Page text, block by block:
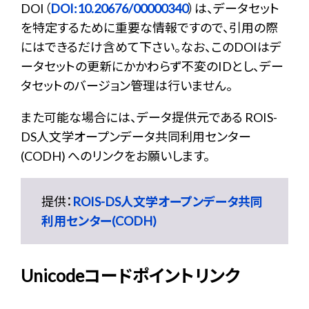
DOI（DOI:10.20676/00000340）は、データセット
を特定するために重要な情報ですので、引用の際
にはできるだけ含めて下さい。なお、このDOIはデ
ータセットの更新にかかわらず不変のIDとし、デー
タセットのバージョン管理は行いません。
また可能な場合には、データ提供元である ROIS-
DS人文学オープンデータ共同利用センター
(CODH) へのリンクをお願いします。
提供： ROIS-DS人文学オープンデータ共同
利用センター(CODH)
Unicodeコードポイントリンク